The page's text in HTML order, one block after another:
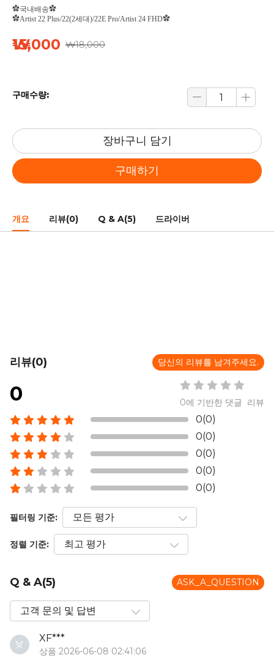
✿국내배송✿
✿Artist 22 Plus/22(2세대)/22E Pro/Artist 24 FHD✿
₩15,000 ₩18,000
구매수량:
장바구니 담기
구매하기
개요 리뷰(0) Q & A(5) 드라이버
리뷰(0) 당신의 리뷰를 남겨주세요.
0 0에 기반한 댓글 리뷰
0(0)
0(0)
0(0)
0(0)
0(0)
필터링 기준:
정렬 기준:
Q & A(5) ASK_A_QUESTION
XF***
상품 2026-06-08 02:41:06